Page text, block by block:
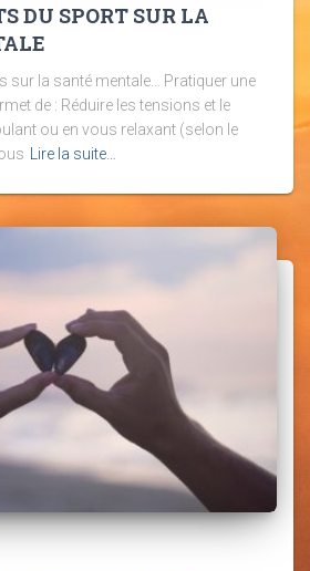
DU SPORT SUR LA
sur la santé mentale… Pratiquer une
de : Réduire les tensions et le
ou en vous relaxant (selon le
Lire la suite…